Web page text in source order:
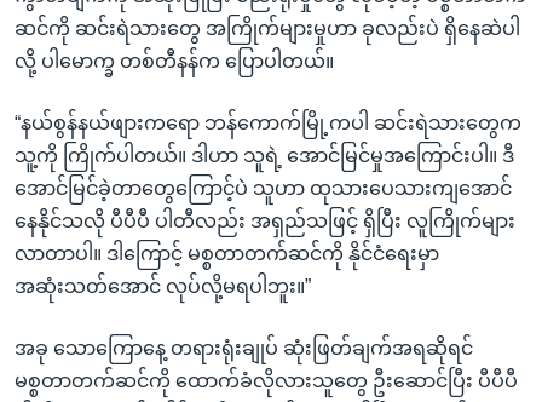
ဆင်ကို ဆင်းရဲသားတွေ အကြိုက်များမှုဟာ ခုလည်းပဲ ရှိနေဆဲပါ
လို့ ပါမောက္ခ တစ်တီနန်က ပြောပါတယ်။
“နယ်စွန်နယ်ဖျားကရော ဘန်ကောက်မြို့ကပါ ဆင်းရဲသားတွေက
သူ့ကို ကြိုက်ပါတယ်။ ဒါဟာ သူရဲ့ အောင်မြင်မှုအကြောင်းပါ။ ဒီ
အောင်မြင်ခဲ့တာတွေကြောင့်ပဲ သူဟာ ထုသားပေသားကျအောင်
နေနိုင်သလို ပီပီပီ ပါတီလည်း အရှည်သဖြင့် ရှိပြီး လူကြိုက်များ
လာတာပါ။ ဒါကြောင့် မစ္စတာတက်ဆင်ကို နိုင်ငံရေးမှာ
အဆုံးသတ်အောင် လုပ်လို့မရပါဘူး။”
အခု သောကြောနေ့ တရားရုံးချုပ် ဆုံးဖြတ်ချက်အရဆိုရင်
မစ္စတာတက်ဆင်ကို ထောက်ခံလိုလားသူတွေ ဦးဆောင်ပြီး ပီပီပီ